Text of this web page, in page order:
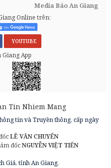
Media Báo An Giang
Online trên:
YOUTUBE
Giang App
tin và Truyền thông, cấp ngày
LÊ VĂN CHUYỂN
đốcNGUYỄN VIỆT TIẾN
Giá, tỉnh An Giang.